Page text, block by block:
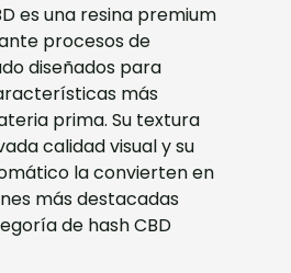
es una resina premium
procesos de
diseñados para
más
prima. Su textura
calidad visual y su
la convierten en
más destacadas
de hash CBD